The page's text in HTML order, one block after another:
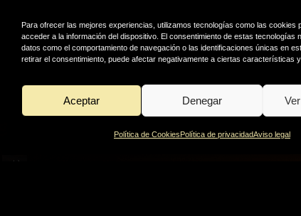
Para ofrecer las mejores experiencias, utilizamos tecnologías como las cookies
acceder a la información del dispositivo. El consentimiento de estas tecnologías
datos como el comportamiento de navegación o las identificaciones únicas en
retirar el consentimiento, puede afectar negativamente a ciertas características y
Aceptar Denegar
Política de CookiesPolítica de privacidadAviso legal